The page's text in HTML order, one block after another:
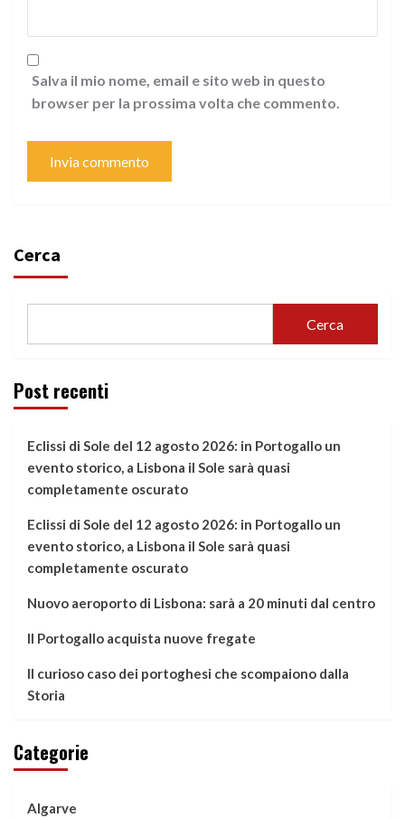
Salva il mio nome, email e sito web in questo
browser per la prossima volta che commento.
Cerca
Cerca
Post recenti
Eclissi di Sole del 12 agosto 2026: in Portogallo un
evento storico, a Lisbona il Sole sarà quasi
completamente oscurato
Eclissi di Sole del 12 agosto 2026: in Portogallo un
evento storico, a Lisbona il Sole sarà quasi
completamente oscurato
Nuovo aeroporto di Lisbona: sarà a 20 minuti dal centro
Il Portogallo acquista nuove fregate
Il curioso caso dei portoghesi che scompaiono dalla
Storia
Categorie
Algarve